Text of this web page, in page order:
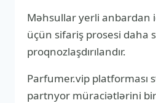
Məhsullar yerli anbardan
üçün sifariş prosesi daha
proqnozlaşdırılandır.
Parfumer.vip platforması
partnyor müraciətlərini